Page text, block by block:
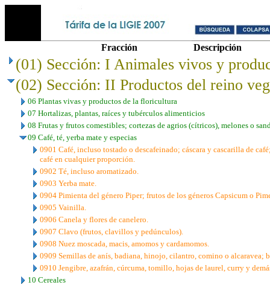
Fracción Descripción
(01) Sección: I Animales vivos y
(02) Sección: II Productos del reino
06 Plantas vivas y productos de la floricultura
07 Hortalizas, plantas, raíces y tubérculos alimenticios
08 Frutas y frutos comestibles; cortezas de agrios (cítricos), melones o
09 Café, té, yerba mate y especias
0901 Café, incluso tostado o descafeinado; cáscara y cascarilla de
café en cualquier proporción.
0902 Té, incluso aromatizado.
0903 Yerba mate.
0904 Pimienta del género Piper; frutos de los géneros Capsicum o
0905 Vainilla.
0906 Canela y flores de canelero.
0907 Clavo (frutos, clavillos y pedúnculos).
0908 Nuez moscada, macis, amomos y cardamomos.
0909 Semillas de anís, badiana, hinojo, cilantro, comino o alcaravea;
0910 Jengibre, azafrán, cúrcuma, tomillo, hojas de laurel, curry y
10 Cereales